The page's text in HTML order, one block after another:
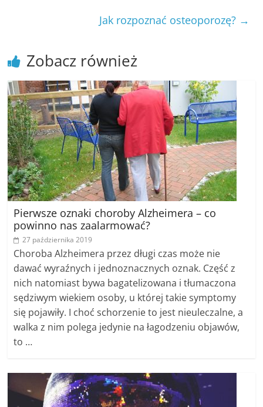
Jak rozpoznać osteoporozę? →
Zobacz również
Pierwsze oznaki choroby Alzheimera – co
powinno nas zaalarmować?
27 października 2019
Choroba Alzheimera przez długi czas może nie
dawać wyraźnych i jednoznacznych oznak. Część z
nich natomiast bywa bagatelizowana i tłumaczona
sędziwym wiekiem osoby, u której takie symptomy
się pojawiły. I choć schorzenie to jest nieuleczalne, a
walka z nim polega jedynie na łagodzeniu objawów,
to …